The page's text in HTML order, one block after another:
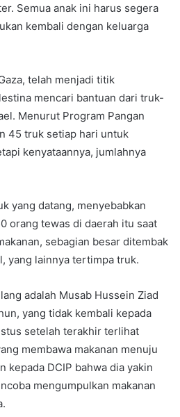
Semua anak ini harus segera
kembali dengan keluarga
telah menjadi titik
mencari bantuan dari truk-
Menurut Program Pangan
45 truk setiap hari untuk
kenyataannya, jumlahnya
yang datang, menyebabkan
orang tewas di daerah itu saat
sebagian besar ditembak
yang lainnya tertimpa truk.
adalah Musab Hussein Ziad
yang tidak kembali kepada
setelah terakhir terlihat
membawa makanan menuju
kepada DCIP bahwa dia yakin
mengumpulkan makanan